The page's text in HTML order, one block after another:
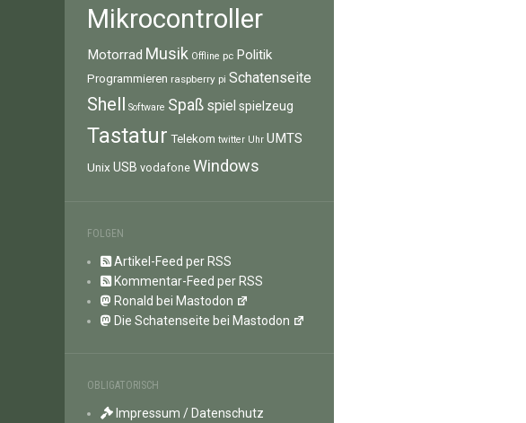
Mikrocontroller
Motorrad Musik Offline pc Politik
Programmieren raspberry pi Schatenseite
Shell Software Spaß spiel spielzeug
Tastatur Telekom twitter Uhr UMTS
Unix USB vodafone Windows
FOLGEN
Artikel-Feed per RSS
Kommentar-Feed per RSS
Ronald bei Mastodon
Die Schatenseite bei Mastodon
OBLIGATORISCH
Impressum / Datenschutz